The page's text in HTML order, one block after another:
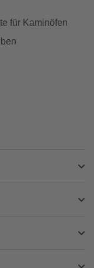
für Kaminöfen